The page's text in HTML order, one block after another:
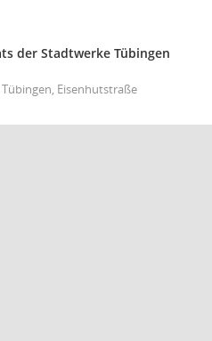
der Stadtwerke Tübingen
Eisenhutstraße